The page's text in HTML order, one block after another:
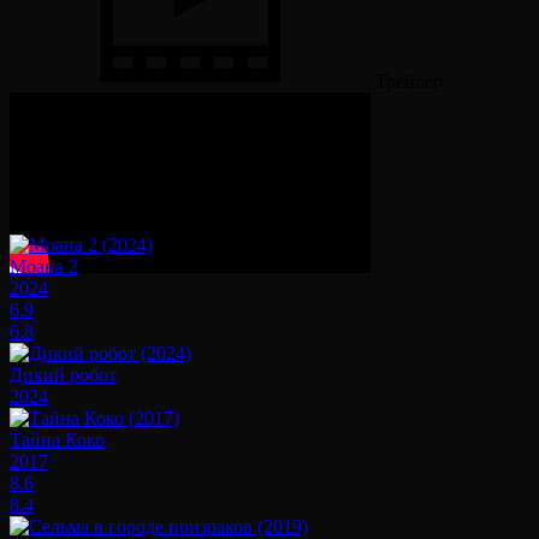
Моана 2
2024
6.9
6.8
Дикий робот
2024
Тайна Коко
2017
8.6
8.4